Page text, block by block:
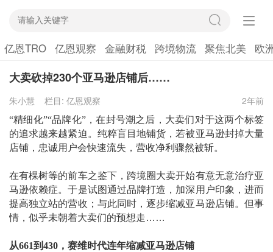
亿恩TRO 亿恩观察 金融财税 跨境物流 聚焦北美 欧
大卖砍掉230个亚马逊店铺后……
朱小慧 栏目: 亿恩观察 2年前
“精细化”“品牌化”，在封号潮之后，大卖们对于这两个标签
的追求越来越紧迫。纯粹盲目地铺货，若被亚马逊封掉大量
店铺，忠诚用户会快速流失，营收净利骤然被斩。
在有棵树等的前车之鉴下，跨境圈大卖开始有意无意治疗亚
马逊依赖症。于是试图通过品牌打造，加深用户印象，进而
提高独立站的营收；与此同时，逐步缩减亚马逊店铺。但事
情，似乎未朝着大卖们的预想走……
从661到430，赛维时代连年缩减亚马逊店铺